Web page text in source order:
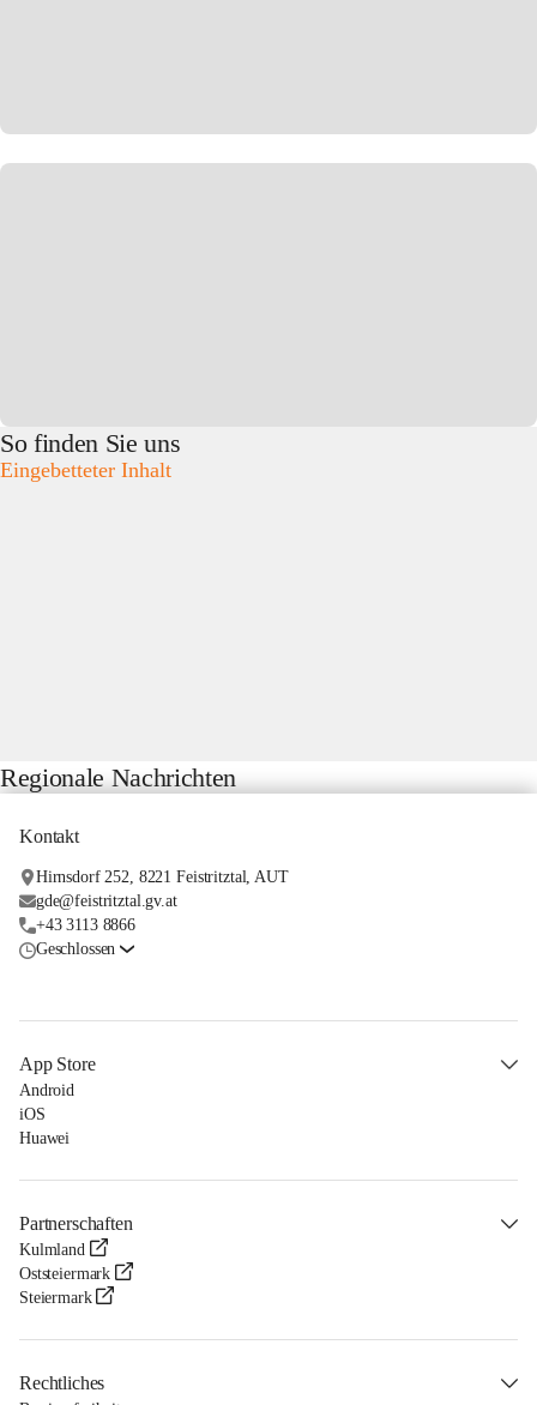
So finden Sie uns
Eingebetteter Inhalt
Regionale Nachrichten
Kontakt
Hirnsdorf 252, 8221 Feistritztal, AUT
gde@feistritztal.gv.at
+43 3113 8866
Geschlossen
App Store
Android
iOS
Huawei
Partnerschaften
Kulmland
Oststeiermark
Steiermark
Rechtliches